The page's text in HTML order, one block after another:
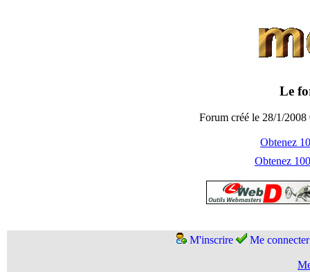
Le
Forum créé le 28/1/
Obtenez
Obtenez
M'inscrire Me connecter